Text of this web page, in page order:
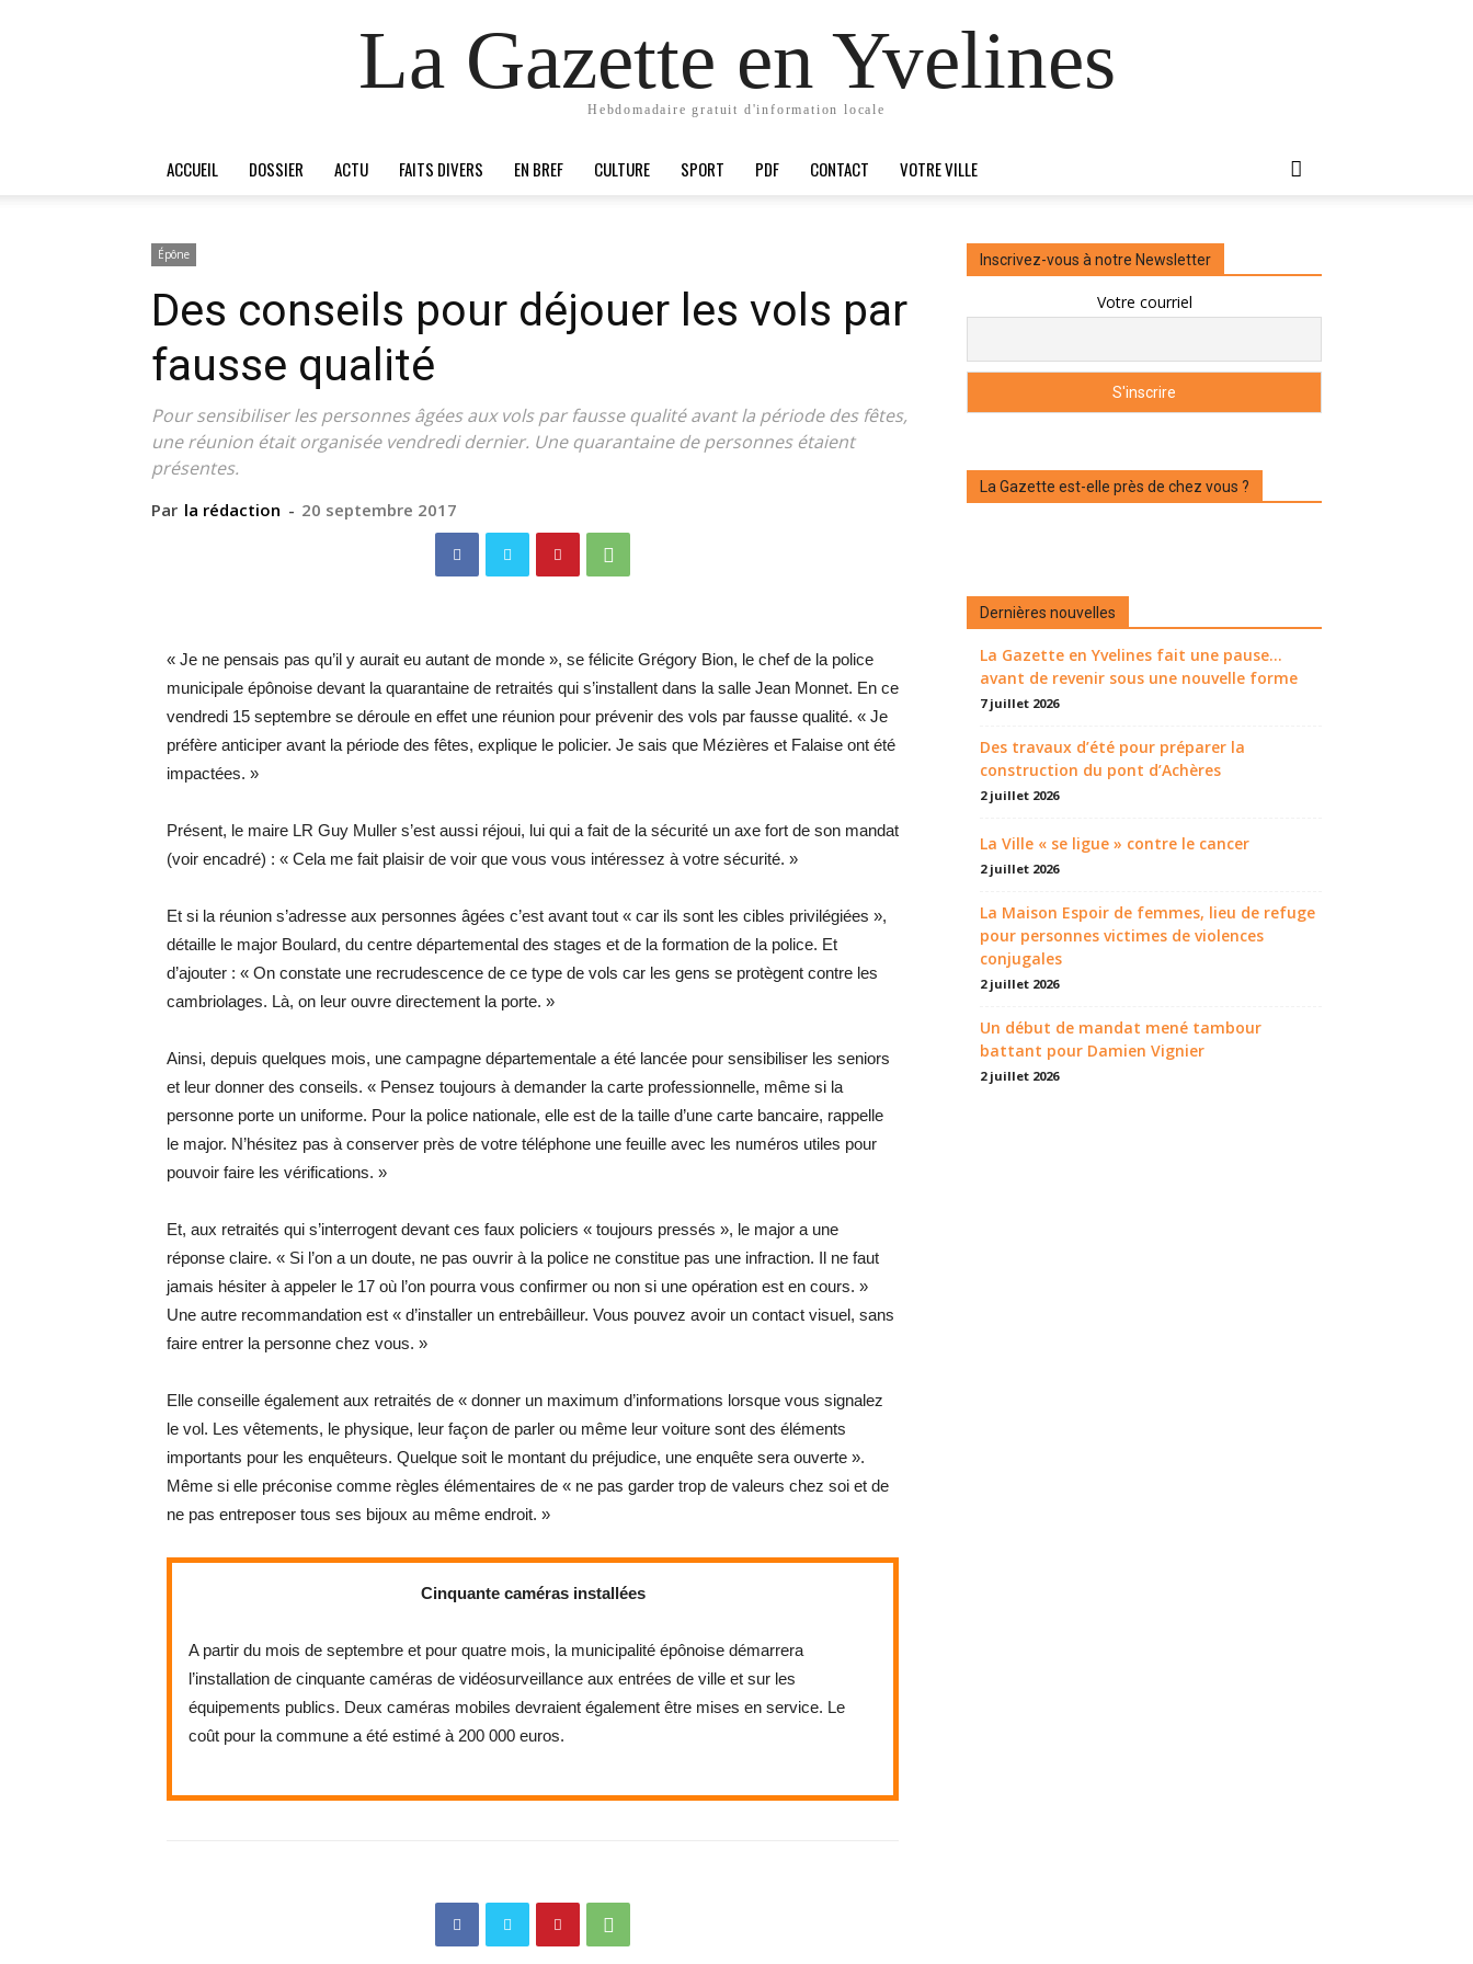
La Gazette en Yvelines
Hebdomadaire gratuit d'information locale
ACCUEIL DOSSIER ACTU FAITS DIVERS EN BREF CULTURE SPORT PDF CONTACT VOTRE VILLE
Épône
Des conseils pour déjouer les vols par
fausse qualité
Pour sensibiliser les personnes âgées aux vols par fausse qualité avant la période des fêtes,
une réunion était organisée vendredi dernier. Une quarantaine de personnes étaient
présentes.
Par la rédaction - 20 septembre 2017
« Je ne pensais pas qu’il y aurait eu autant de monde », se félicite Grégory Bion, le chef de la police
municipale épônoise devant la quarantaine de retraités qui s’installent dans la salle Jean Monnet. En ce
vendredi 15 septembre se déroule en effet une réunion pour prévenir des vols par fausse qualité. « Je
préfère anticiper avant la période des fêtes, explique le policier. Je sais que Mézières et Falaise ont été
impactées. »
Présent, le maire LR Guy Muller s’est aussi réjoui, lui qui a fait de la sécurité un axe fort de son mandat
(voir encadré) : « Cela me fait plaisir de voir que vous vous intéressez à votre sécurité. »
Et si la réunion s’adresse aux personnes âgées c’est avant tout « car ils sont les cibles privilégiées »,
détaille le major Boulard, du centre départemental des stages et de la formation de la police. Et
d’ajouter : « On constate une recrudescence de ce type de vols car les gens se protègent contre les
cambriolages. Là, on leur ouvre directement la porte. »
Ainsi, depuis quelques mois, une campagne départementale a été lancée pour sensibiliser les seniors
et leur donner des conseils. « Pensez toujours à demander la carte professionnelle, même si la
personne porte un uniforme. Pour la police nationale, elle est de la taille d’une carte bancaire, rappelle
le major. N’hésitez pas à conserver près de votre téléphone une feuille avec les numéros utiles pour
pouvoir faire les vérifications. »
Et, aux retraités qui s’interrogent devant ces faux policiers « toujours pressés », le major a une
réponse claire. « Si l’on a un doute, ne pas ouvrir à la police ne constitue pas une infraction. Il ne faut
jamais hésiter à appeler le 17 où l’on pourra vous confirmer ou non si une opération est en cours. »
Une autre recommandation est « d’installer un entrebâilleur. Vous pouvez avoir un contact visuel, sans
faire entrer la personne chez vous. »
Elle conseille également aux retraités de « donner un maximum d’informations lorsque vous signalez
le vol. Les vêtements, le physique, leur façon de parler ou même leur voiture sont des éléments
importants pour les enquêteurs. Quelque soit le montant du préjudice, une enquête sera ouverte ».
Même si elle préconise comme règles élémentaires de « ne pas garder trop de valeurs chez soi et de
ne pas entreposer tous ses bijoux au même endroit. »
Cinquante caméras installées
A partir du mois de septembre et pour quatre mois, la municipalité épônoise démarrera
l’installation de cinquante caméras de vidéosurveillance aux entrées de ville et sur les
équipements publics. Deux caméras mobiles devraient également être mises en service. Le
coût pour la commune a été estimé à 200 000 euros.
Inscrivez-vous à notre Newsletter
Votre courriel
La Gazette est-elle près de chez vous ?
Dernières nouvelles
La Gazette en Yvelines fait une pause...
avant de revenir sous une nouvelle forme
7 juillet 2026
Des travaux d’été pour préparer la
construction du pont d’Achères
2 juillet 2026
La Ville « se ligue » contre le cancer
2 juillet 2026
La Maison Espoir de femmes, lieu de refuge
pour personnes victimes de violences
conjugales
2 juillet 2026
Un début de mandat mené tambour
battant pour Damien Vignier
2 juillet 2026